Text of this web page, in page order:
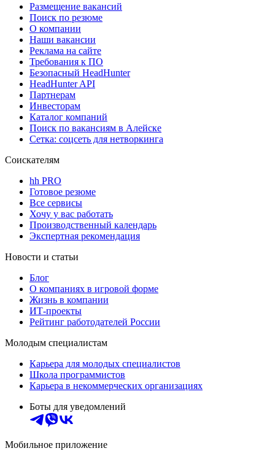
Размещение вакансий
Поиск по резюме
О компании
Наши вакансии
Реклама на сайте
Требования к ПО
Безопасный HeadHunter
HeadHunter API
Партнерам
Инвесторам
Каталог компаний
Поиск по вакансиям в Алейске
Сетка: соцсеть для нетворкинга
Соискателям
hh PRO
Готовое резюме
Все сервисы
Хочу у вас работать
Производственный календарь
Экспертная рекомендация
Новости и статьи
Блог
О компаниях в игровой форме
Жизнь в компании
ИТ-проекты
Рейтинг работодателей России
Молодым специалистам
Карьера для молодых специалистов
Школа программистов
Карьера в некоммерческих организациях
Боты для уведомлений
Мобильное приложение